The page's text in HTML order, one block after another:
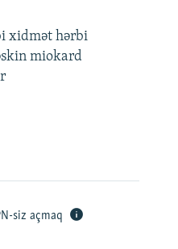
xidmət hərbi
miokard
siz açmaq